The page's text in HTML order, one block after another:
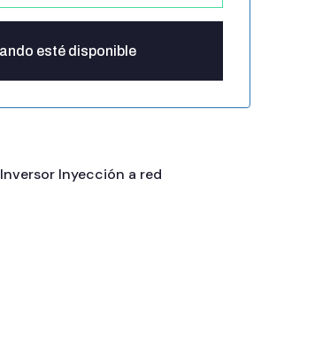
Inversor Inyección a red